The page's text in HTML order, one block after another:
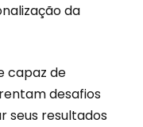
da
capaz de
desafios
seus resultados